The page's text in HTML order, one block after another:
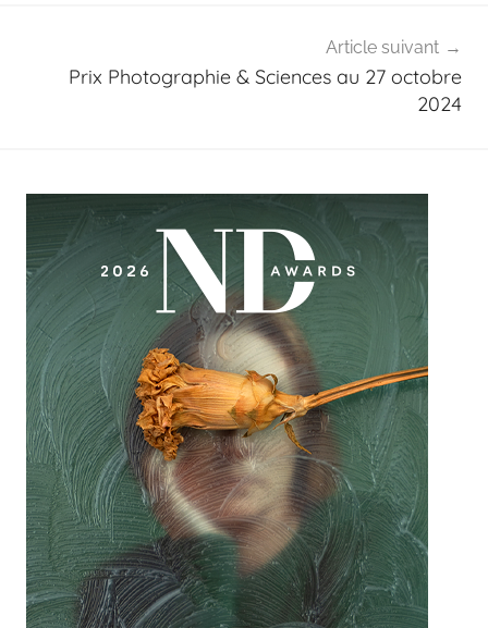
Article suivant
Prix Photographie & Sciences au 27 octobre
2024